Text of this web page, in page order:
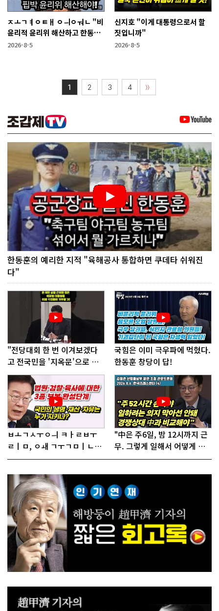
ㅈㅗㄱㅕㅇㅌㅐ ㅇㅢㅇㅝㄴ "비
윤리적 윤리위 해산하고 한동훈
복당 시켜야"
2026-8-5
신지호 "이게 대통령으로서 할
짓입니까"
2026-8-5
1 2 3 4 〉〉
한동훈의 예리한 지적 "육해공사 통합하면 쿠데타 쉬워진
다"
"전당대회 한 번 이겨보겠다
고 전국민을 '지옥문'으로 밀
어!"
국힘은 이미 극우파에 먹혔다.
한동훈 창당이 답!
ㅂㅗㄱㅅㅜㅇㅢ ㅋㅏㄹㅂㅜ
ㄹㅣㅁ, ㅇㅙ ㄱㅜㄱㅁㅣㄴㄷ
ㅡㄹㅇㅣ ㄷㅏㅇㅎㅐㅇㅑ ㅎ
"中은 주6일, 밤 12시까지 근
무. 그렇게 일해서 어떻게 경
쟁하냐 반문하더라"